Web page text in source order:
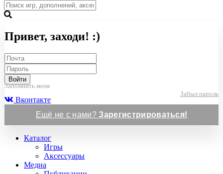
Привет, заходи! :)
Войти
Запомнить меня
Забыл пароль
Вконтакте
Ещё не с нами?Зарегистрироваться!
Каталог
Игры
Аксессуары
Медиа